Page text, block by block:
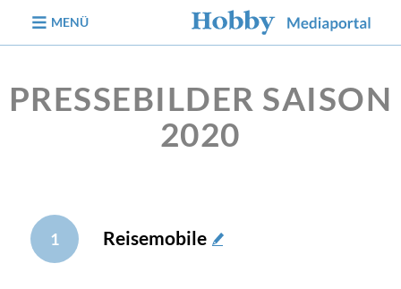
MENÜ
PRESSEBILDER SAISON
2020
1 Reisemobile